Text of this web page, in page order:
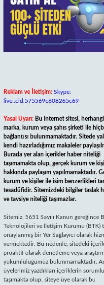
Reklam ve İletişim: Skype:
live:.cid.575569c608265c69
Yasal Uyarı: Bu internet sitesi,
marka, kurum veya şahıs şirketi ile
bağlantısı bulunmamaktadır. Sitede
kendi hazırladığımız makaleler
Burada yer alan içerikler haber niteliği
taşımamakta olup, gerçek kurum ve
hakkında paylaşım yapılmamaktadır.
kurum ve kişiler ile isim benzerlikleri
tesadüfidir. Sitemizdeki bilgiler taslak
ve tavsiye niteliği taşımazlar.
Sitemiz, 5651 Sayılı Kanun gereğince
Teknolojileri ve İletişim Kurumu (BTK)
onaylanmış bir Yer Sağlayıcı olarak
vermektedir. Bu nedenle, sitedeki
proaktif olarak denetleme veya
yükümlülüğümüz bulunmamaktadır.
üyelerimiz yazdıkları içeriklerin
taşımakta olup, siteye üye olarak bu